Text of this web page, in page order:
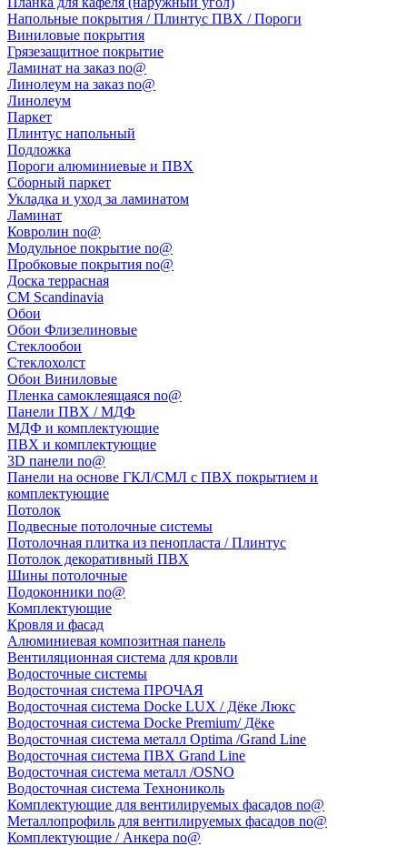
Напольные покрытия / Плинтус ПВХ / Пороги
Виниловые покрытия
Грязезащитное покрытие
Ламинат на заказ no@
Линолеум на заказ no@
Линолеум
Паркет
Плинтус напольный
Подложка
Пороги алюминиевые и ПВХ
Сборный паркет
Укладка и уход за ламинатом
Ламинат
Ковролин no@
Модульное покрытие no@
Пробковые покрытия no@
Доска террасная
CM Scandinavia
Обои
Обои Флизелиновые
Стеклообои
Стеклохолст
Обои Виниловые
Пленка самоклеящаяся no@
Панели ПВХ / МДФ
МДФ и комплектующие
ПВХ и комплектующие
3D панели no@
Панели на основе ГКЛ/СМЛ с ПВХ покрытием и
комплектующие
Потолок
Подвесные потолочные системы
Потолочная плитка из пенопласта / Плинтус
Потолок декоративный ПВХ
Шины потолочные
Подоконники no@
Комплектующие
Кровля и фасад
Алюминиевая композитная панель
Вентиляционная система для кровли
Водосточные системы
Водосточная система ПРОЧАЯ
Водосточная система Docke LUX / Дёке Люкс
Водосточная система Docke Premium/ Дёке
Водосточная система металл Optima /Grand Line
Водосточная система ПВХ Grand Line
Водосточная система металл /OSNO
Водосточная система Технониколь
Комплектующие для вентилируемых фасадов no@
Металлопрофиль для вентилируемых фасадов no@
Комплектующие / Анкера no@